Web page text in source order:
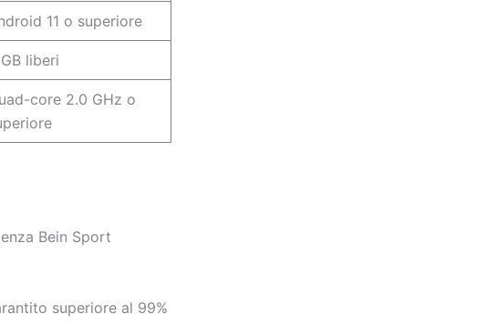
11 o superiore
liberi
core 2.0 GHz o
Bein Sport
superiore al 99%